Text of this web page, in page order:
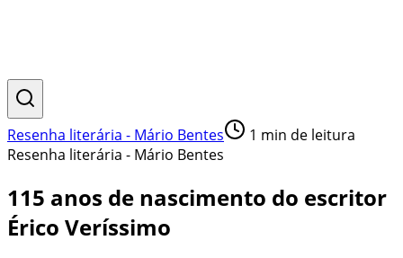
Resenha literária - Mário Bentes 1 min de leitura
Resenha literária - Mário Bentes
115 anos de nascimento do escritor
Érico Veríssimo